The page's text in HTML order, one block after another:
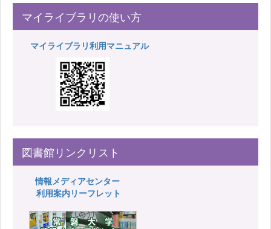
マイライブラリの使い方
マイライブラリ利用マニュアル
図書館リンクリスト
情報メディアセンター
利用案内リーフレット